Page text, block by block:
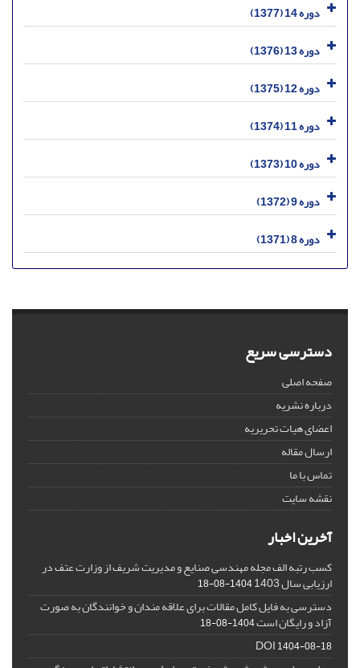
دوره 14 (1377)
دوره 13 (1376)
دوره 12 (1375)
دوره 11 (1374)
دوره 10 (1373)
دوره 9 (1372)
دوره 8 (1371)
دسترسی سریع
صفحه اصلی
درباره نشریه
اعضای هیات تحریریه
ارسال مقاله
تماس با ما
نقشه سایت
آخرین اخبار
کسب رتبه الف مجله مهندسی صنایع و مدیریت شریف از وزارت عتف در
ارزیابی سال 1403 1404-08-18
دسترسی به فایل کامل مقالات برای علاقه مندان و خوانندگان به صورت
آزاد و رایگان است1404-08-18
DOI1404-08-18